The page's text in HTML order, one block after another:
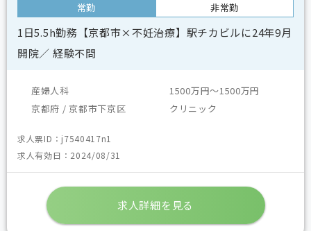
常勤 非常勤
1日5.5h勤務【京都市×不妊治療】駅チカビルに24年9月
開院／ 経験不問
産婦人科
1500万円～1500万円
京都府 / 京都市下京区
クリニック
求人票ID：j7540417n1
求人有効日：2024/08/31
求人詳細を見る